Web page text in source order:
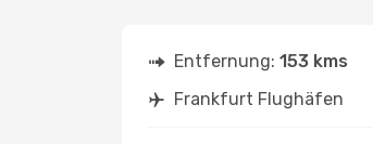
Entfernung: 153 kms
Frankfurt Flughäfen